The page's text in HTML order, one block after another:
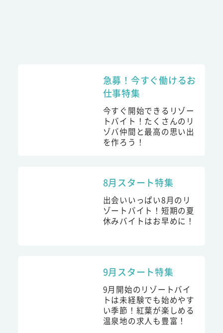
急募！今すぐ働けるお
仕事特集
今すぐ開始できるリゾー
トバイト！たくさんのリ
ゾバ仲間と最高の思い出
を作ろう！
8月スタート特集
出会いいっぱい8月のリ
ゾートバイト！短期の夏
休みバイトはお早めに！
9月スタート特集
9月開始のリゾートバイ
トは未経験でも始めやす
い季節！紅葉が楽しめる
温泉地の求人も豊富！